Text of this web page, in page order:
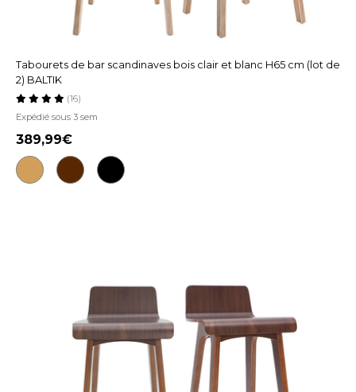
Tabourets de bar scandinaves bois clair et blanc H65 cm (lot de
2) BALTIK
Expédié sous 3 sem
(16)
389,99